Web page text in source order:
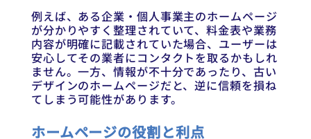
例えば、ある企業・個人事業主のホームページ
が分かりやすく整理されていて、料金表や業務
内容が明確に記載されていた場合、ユーザーは
安心してその業者にコンタクトを取るかもしれ
ません。一方、情報が不十分であったり、古い
デザインのホームページだと、逆に信頼を損ね
てしまう可能性があります。
ホームページの役割と利点